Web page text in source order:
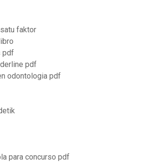
faktor
pdf
pdf
odontologia pdf
para concurso pdf